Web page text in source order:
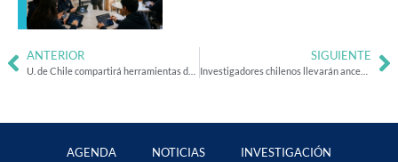
ANTERIOR SIGUIENTE
Investigadores chilenos llevarán ancestría genética de pueblos originarios a Atlas Mundial de Células Humanas
AGENDA NOTICIAS INVESTIGACIÓN